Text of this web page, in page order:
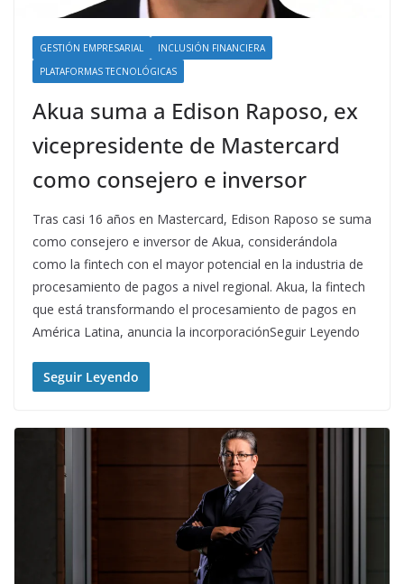
GESTIÓN EMPRESARIAL
INCLUSIÓN FINANCIERA
PLATAFORMAS TECNOLÓGICAS
Akua suma a Edison Raposo, ex
vicepresidente de Mastercard
como consejero e inversor
Tras casi 16 años en Mastercard, Edison Raposo se suma
como consejero e inversor de Akua, considerándola
como la fintech con el mayor potencial en la industria de
procesamiento de pagos a nivel regional. Akua, la fintech
que está transformando el procesamiento de pagos en
América Latina, anuncia la incorporaciónSeguir Leyendo
Seguir Leyendo